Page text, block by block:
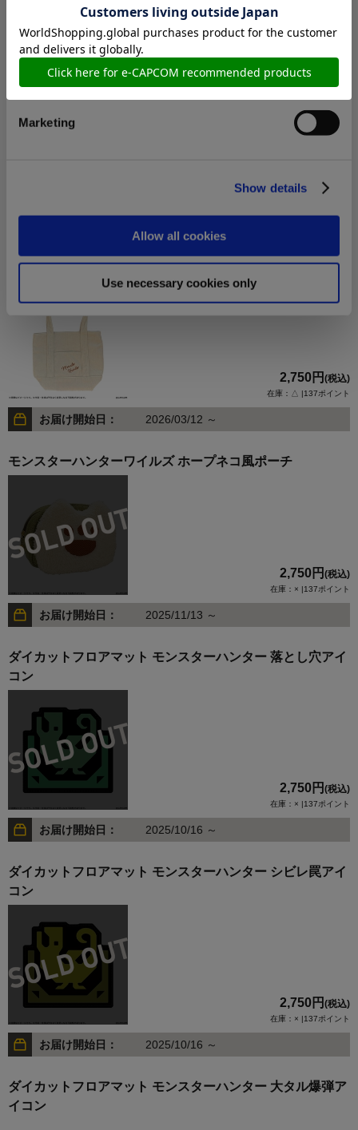
Statistics
Marketing
Show details
Allow all cookies
Use necessary cookies only
お届け開始日： 2023/10/26 ～
エグゾプライマル 3Dジオラマアート
ッグ
2,750円 (税込)
在庫：△ |137ポイント
お届け開始日： 2026/03/12 ～
モンスターハンターワイルズ ホープネコ風ポーチ
2,750円 (税込)
在庫：× |137ポイント
お届け開始日： 2025/11/13 ～
ダイカットフロアマット モンスターハンター 落とし穴アイ
コン
2,750円 (税込)
在庫：× |137ポイント
お届け開始日： 2025/10/16 ～
ダイカットフロアマット モンスターハンター シビレ罠アイ
コン
2,750円 (税込)
在庫：× |137ポイント
お届け開始日： 2025/10/16 ～
ダイカットフロアマット モンスターハンター 大タル爆弾ア
イコン